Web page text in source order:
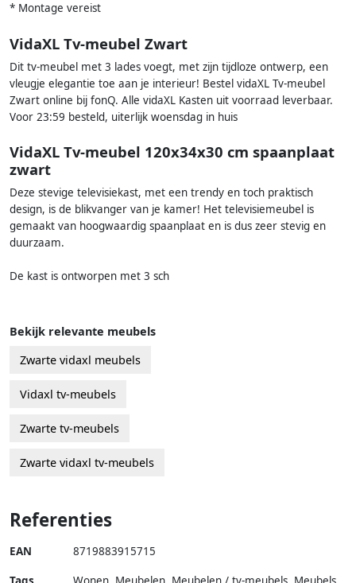
* Montage vereist
VidaXL Tv-meubel Zwart
Dit tv-meubel met 3 lades voegt, met zijn tijdloze ontwerp, een
vleugje elegantie toe aan je interieur! Bestel vidaXL Tv-meubel
Zwart online bij fonQ. Alle vidaXL Kasten uit voorraad leverbaar.
Voor 23:59 besteld, uiterlijk woensdag in huis
VidaXL Tv-meubel 120x34x30 cm spaanplaat
zwart
Deze stevige televisiekast, met een trendy en toch praktisch
design, is de blikvanger van je kamer! Het televisiemeubel is
gemaakt van hoogwaardig spaanplaat en is dus zeer stevig en
duurzaam.
De kast is ontworpen met 3 sch
Bekijk relevante meubels
Zwarte vidaxl meubels
Vidaxl tv-meubels
Zwarte tv-meubels
Zwarte vidaxl tv-meubels
Referenties
EAN 8719883915715